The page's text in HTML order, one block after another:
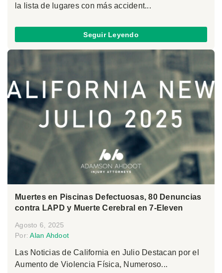
la lista de lugares con más accident...
Seguir Leyendo
Muertes en Piscinas Defectuosas, 80 Denuncias
contra LAPD y Muerte Cerebral en 7-Eleven
Agosto 6, 2025
Por:Alan Ahdoot
Las Noticias de California en Julio Destacan por el
Aumento de Violencia Física, Numeroso...